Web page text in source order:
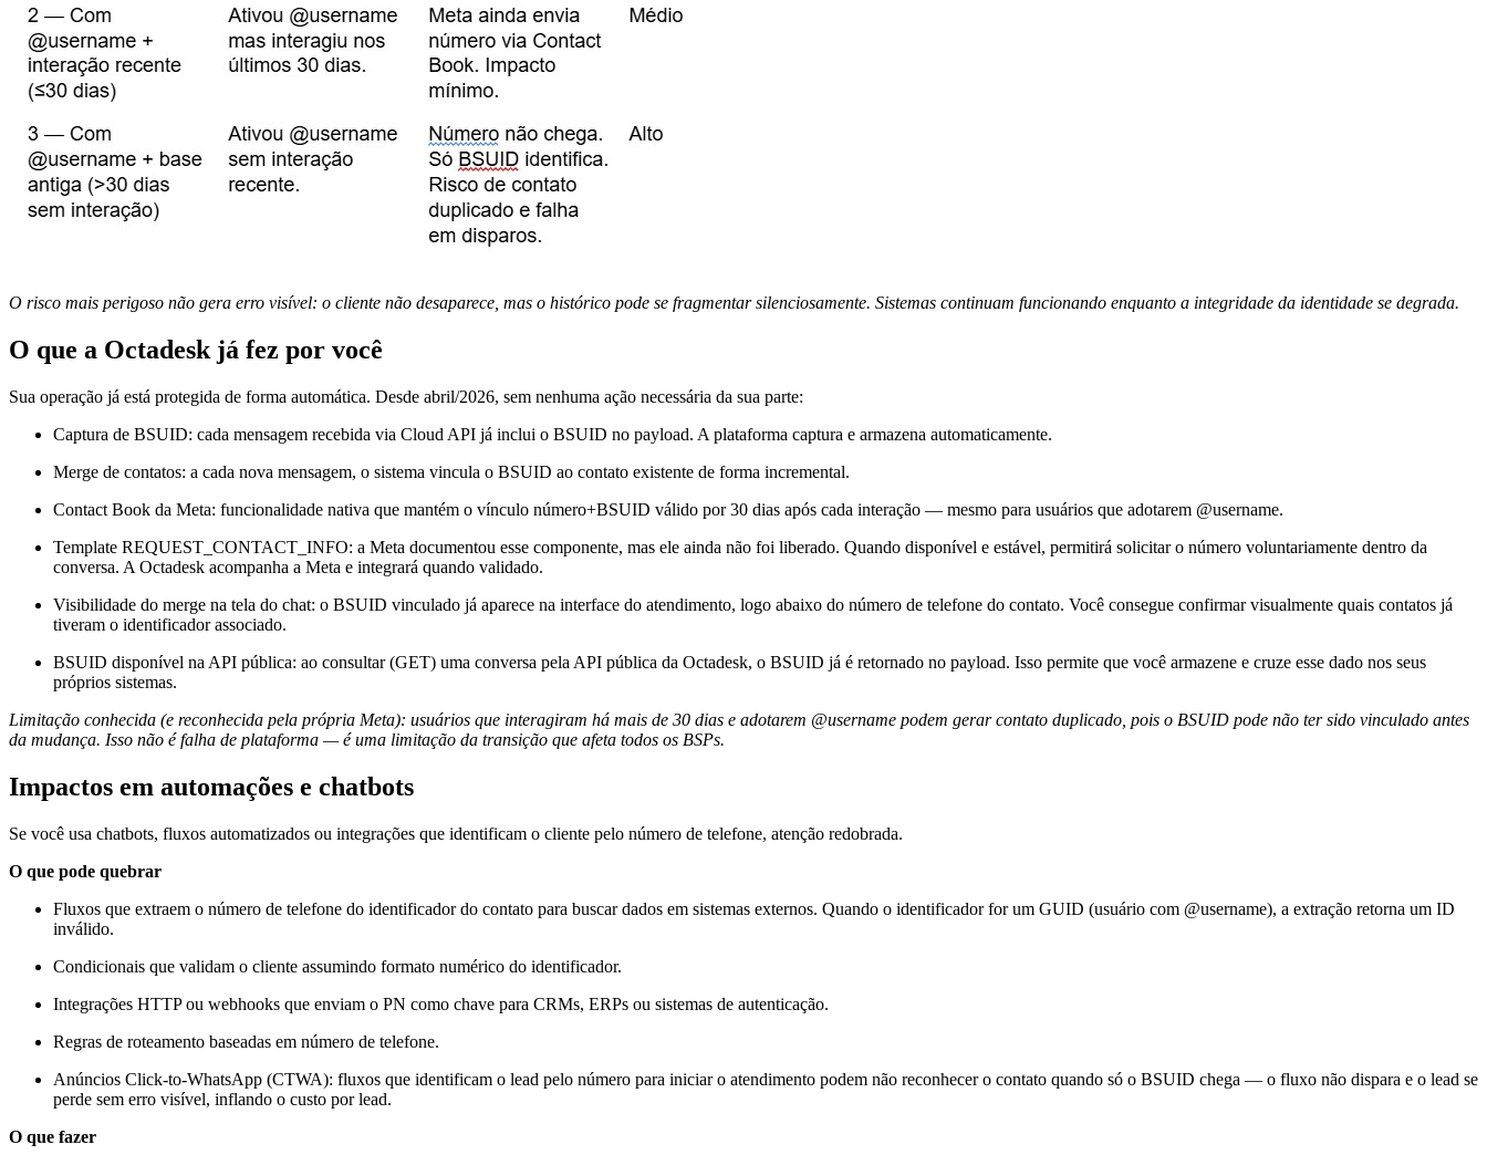
O risco mais perigoso não gera erro visível: o cliente não desaparece, mas o histórico pode se fragmentar silenciosamente. Sistemas continuam funcionando enquanto a integridade da identidade se degrada.
O que a Octadesk já fez por você
Sua operação já está protegida de forma automática. Desde abril/2026, sem nenhuma ação necessária da sua parte:
Captura de BSUID: cada mensagem recebida via Cloud API já inclui o BSUID no payload. A plataforma captura e armazena automaticamente.
Merge de contatos: a cada nova mensagem, o sistema vincula o BSUID ao contato existente de forma incremental.
Contact Book da Meta: funcionalidade nativa que mantém o vínculo número+BSUID válido por 30 dias após cada interação — mesmo para usuários que adotarem @username.
Template REQUEST_CONTACT_INFO: a Meta documentou esse componente, mas ele ainda não foi liberado. Quando disponível e estável, permitirá solicitar o número voluntariamente dentro da
conversa. A Octadesk acompanha a Meta e integrará quando validado.
Visibilidade do merge na tela do chat: o BSUID vinculado já aparece na interface do atendimento, logo abaixo do número de telefone do contato. Você consegue confirmar visualmente quais contatos já
tiveram o identificador associado.
BSUID disponível na API pública: ao consultar (GET) uma conversa pela API pública da Octadesk, o BSUID já é retornado no payload. Isso permite que você armazene e cruze esse dado nos seus
próprios sistemas.
Limitação conhecida (e reconhecida pela própria Meta): usuários que interagiram há mais de 30 dias e adotarem @username podem gerar contato duplicado, pois o BSUID pode não ter sido vinculado antes
da mudança. Isso não é falha de plataforma — é uma limitação da transição que afeta todos os BSPs.
Impactos em automações e chatbots
Se você usa chatbots, fluxos automatizados ou integrações que identificam o cliente pelo número de telefone, atenção redobrada.
O que pode quebrar
Fluxos que extraem o número de telefone do identificador do contato para buscar dados em sistemas externos. Quando o identificador for um GUID (usuário com @username), a extração retorna um ID
inválido.
Condicionais que validam o cliente assumindo formato numérico do identificador.
Integrações HTTP ou webhooks que enviam o PN como chave para CRMs, ERPs ou sistemas de autenticação.
Regras de roteamento baseadas em número de telefone.
Anúncios Click-to-WhatsApp (CTWA): fluxos que identificam o lead pelo número para iniciar o atendimento podem não reconhecer o contato quando só o BSUID chega — o fluxo não dispara e o lead se
perde sem erro visível, inflando o custo por lead.
O que fazer